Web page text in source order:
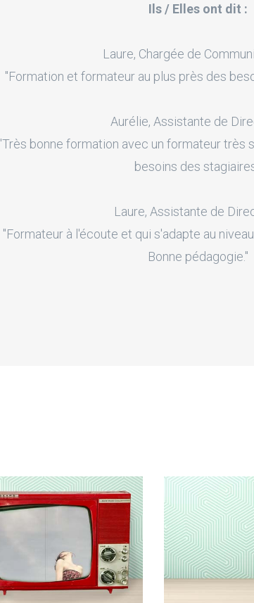
Ils / Elles ont dit :
Laure, Chargée de
"Formation et formateur au plus près des
Aurélie, Assistante de
'Très bonne formation avec un formateur très
besoins des
Laure, Assistante de
"Formateur à l'écoute et qui s'adapte au
Bonne pédagogie."